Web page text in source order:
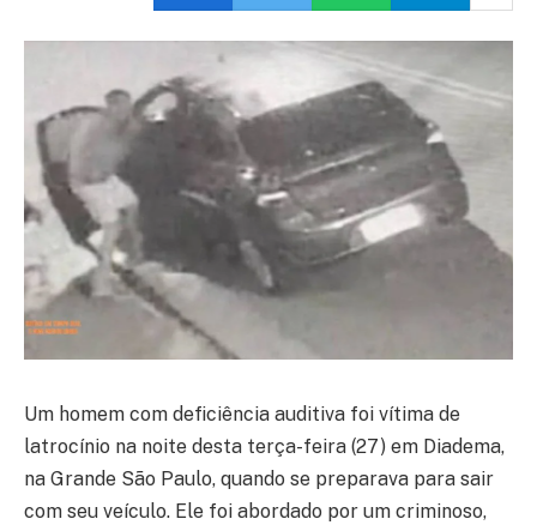
Um homem com deficiência auditiva foi vítima de
latrocínio na noite desta terça-feira (27) em Diadema,
na Grande São Paulo, quando se preparava para sair
com seu veículo. Ele foi abordado por um criminoso,